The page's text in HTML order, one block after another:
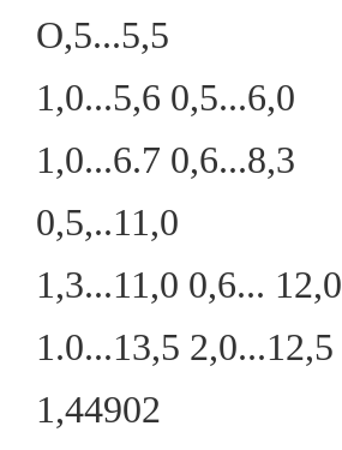
О,5...5,5
1,0...5,6 0,5...6,0
1,0...6.7 0,6...8,3
0,5,..11,0
1,3...11,0 0,6... 12,0
1.0...13,5 2,0...12,5
1,44902